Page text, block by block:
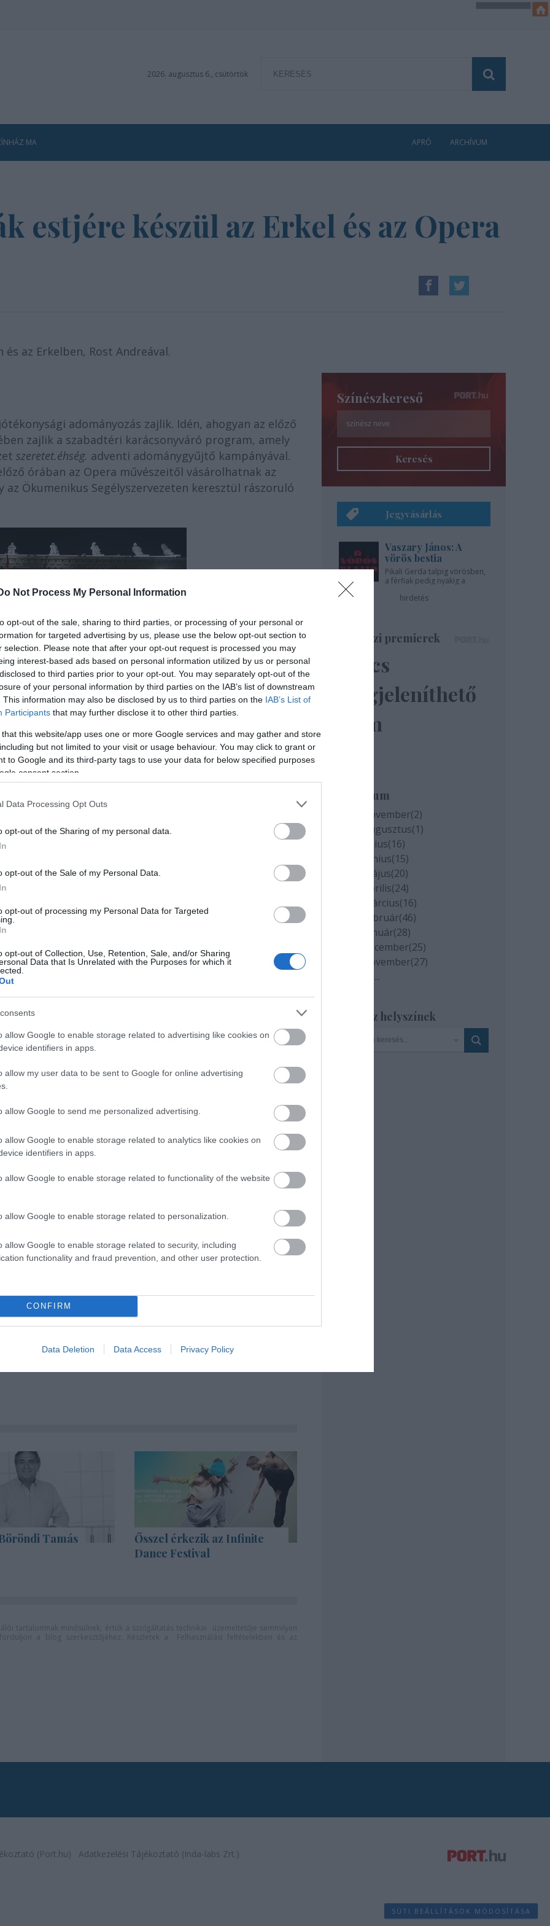
Not Process My Personal Information
opt-out of the sale, sharing to third parties, or processing of your personal or
for targeted advertising by us, please use the below opt-out section to
selection. Please note that after your opt-out request is processed you may
interest-based ads based on personal information utilized by us or personal
to third parties prior to your opt-out. You may separately opt-out of the
of your personal information by third parties on the IAB’s list of downstream
This information may also be disclosed by us to third parties on the IAB’s List of
Participants that may further disclose it to other third parties.
that this website/app uses one or more Google services and may gather and store
but not limited to your visit or usage behaviour. You may click to grant or
to Google and its third-party tags to use your data for below specified purposes
consent section.
Data Processing Opt Outs
opt-out of the Sharing of my personal data.
opt-out of the Sale of my Personal Data.
opt-out of processing my Personal Data for Targeted
opt-out of Collection, Use, Retention, Sale, and/or Sharing
Data that Is Unrelated with the Purposes for which it
allow Google to enable storage related to advertising like cookies on
identifiers in apps.
allow my user data to be sent to Google for online advertising
allow Google to send me personalized advertising.
allow Google to enable storage related to analytics like cookies on
identifiers in apps.
allow Google to enable storage related to functionality of the website
allow Google to enable storage related to personalization.
allow Google to enable storage related to security, including
functionality and fraud prevention, and other user protection.
CONFIRM
Data Deletion Data Access Privacy Policy
2026. augusztus 6., csütörtök
MA APRÓ ARCHÍVUM
estjére készül az Erkel és az Opera
az Erkelben, Rost Andreával.
adományozás zajlik. Idén, ahogyan az előző
zajlik a szabadtéri karácsonyváró program, amely
szeretet.éhség. adventi adománygyűjtő kampányával.
órában az Opera művészeitől vásárolhatnak az
Ökumenikus Segélyszervezeten keresztül rászoruló
is felkérést kapott, hogy csatlakozzék az árusok
a Bohémélet
Előadás-szériája előtt első szóra igent mondott a
. „Fontosnak érzem, hogy az operavilág művészei
problémákra, és lehetőségeikhez mérten segítsenek a
adni másoknak szívet melengető érzés.”
– mondja Rost
várja vásárlóit a pult mögött. Körötte a
stand és a legmeghittebb légkör:
és a jelmezes egérkirállyal, sok-sok családi
karácsonyi hangversenytJordi Bernácer
mellett közreműködik a világszerte ismert
muzsikusai a
adventi hangversenyprogram különleges
is gondoskodik, aki Los Angeles, San
után most Budapesten is bemutatkozik.
világát idézi, az Erkel Színházban a Honvéd
hagyományos táncaival, dalaival várja a közönséget.
mellett a délszláv, zsidó, sváb, cigány
a lendületes táncok, a vérpezsdítő zenék egy
pár megtalálja és kinyitja a Garabonciás diák Bűvös
rég letűnt világba kerül, s ott aztán
hagyományaival. A tavaszi és téli
kikapcsolódást ígérnek az ünnepvárás
és a Városháza téri karácsonyi vásár
karácsonyig, az Opera és az Erkel Színház mellett
az idén először felállítottközös jegyértékesítő
Tamás
Ősszel érkezik az Infinite
Dance Festival
Színészkereső
Keresés
Jegyvásárlás
Vaszary János: A
vörös bestia
Pikali Gerda talpig vörösben,
a férfiak pedig nyakig a
hirdetés
Színházi premierek
Nincs
megjeleníthető
elem
Archívum
2020 november(2)
2020 augusztus(1)
2020 július(16)
2020 június(15)
2020 május(20)
2020 április(24)
2020 március(16)
2020 február(46)
2020 január(28)
2019 december(25)
2019 november(27)
...
Szinház helyszínek
(Port.hu) Adatkezelési Tájékoztató (Inda-labs Zrt.)
SÜTI BEÁLLÍTÁSOK MÓDOSÍTÁSA